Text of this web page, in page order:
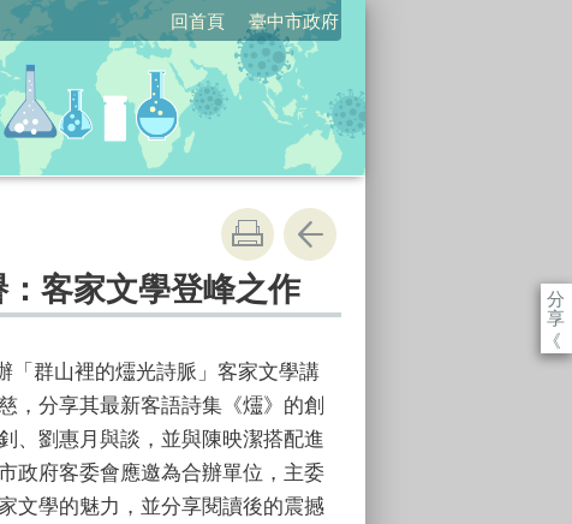
回首頁 臺中市政府
分
享
《
客家文學登峰之作
「群山裡的爧光詩脈」客家文學講
，分享其最新客語詩集《爧》的創
、劉惠月與談，並與陳映潔搭配進
政府客委會應邀為合辦單位，主委
文學的魅力，並分享閱讀後的震撼